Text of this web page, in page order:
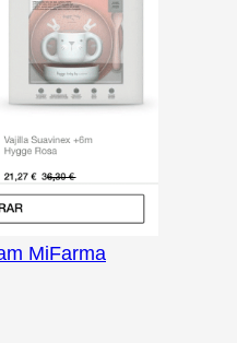
MiFarma